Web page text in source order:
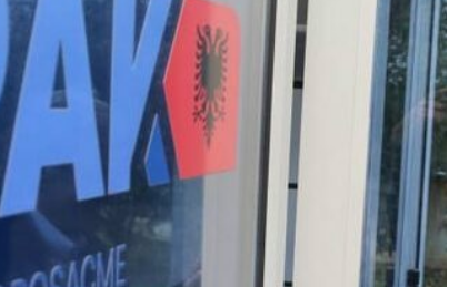
07 Gusht, 2026
I riu nga protesta pyet Ramën:
Çfarë i ke ofruar rinisë? Shqipëria
e shqiptarëve, jo e pushtetarëve
07 Gusht, 2026
Protestuesja kujton eksodin e 7
gushtit me anijen Vlora: Nuk duam
më të ikim, Shqipëria është e jona!
07 Gusht, 2026